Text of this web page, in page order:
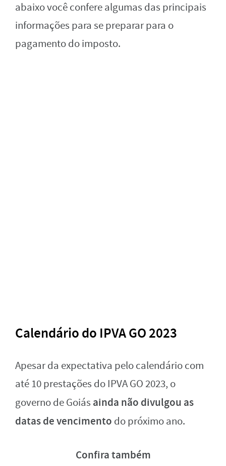
abaixo você confere algumas das principais
informações para se preparar para o
pagamento do imposto.
Calendário do IPVA GO 2023
Apesar da expectativa pelo calendário com
até 10 prestações do IPVA GO 2023, o
governo de Goiás ainda não divulgou as
datas de vencimento do próximo ano.
Confira também